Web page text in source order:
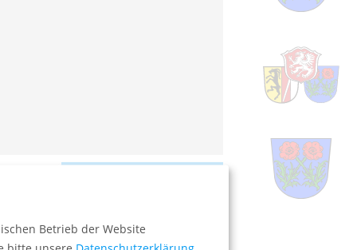
Betrieb der Website